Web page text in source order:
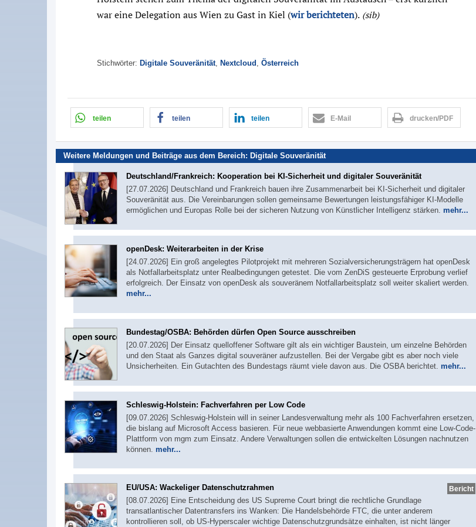
war eine Delegation aus Wien zu Gast in Kiel (wir berichteten). (sib)
Stichwörter: Digitale Souveränität Nextcloud Österreich
teilen teilen teilen E-Mail drucken/PDF
Weitere Meldungen und Beiträge aus dem Bereich: Digitale Souveränität
Deutschland/Frankreich: Kooperation bei KI-Sicherheit und digitaler Souveränität
[27.07.2026] Deutschland und Frankreich bauen ihre Zusammenarbeit bei KI-Sicherheit und digitaler
Souveränität aus. Die Vereinbarungen sollen gemeinsame Bewertungen leistungsfähiger KI-Modelle
ermöglichen und Europas Rolle bei der sicheren Nutzung von Künstlicher Intelligenz stärken. mehr...
openDesk: Weiterarbeiten in der Krise
[24.07.2026] Ein groß angelegtes Pilotprojekt mit mehreren Sozialversicherungsträgern hat openDesk
als Notfallarbeitsplatz unter Realbedingungen getestet. Die vom ZenDiS gesteuerte Erprobung verlief
erfolgreich. Der Einsatz von openDesk als souveränem Notfallarbeitsplatz soll weiter skaliert werden.
mehr...
Bundestag/OSBA: Behörden dürfen Open Source ausschreiben
[20.07.2026] Der Einsatz quelloffener Software gilt als ein wichtiger Baustein, um einzelne Behörden
und den Staat als Ganzes digital souveräner aufzustellen. Bei der Vergabe gibt es aber noch viele
Unsicherheiten. Ein Gutachten des Bundestags räumt viele davon aus. Die OSBA berichtet. mehr...
Schleswig-Holstein: Fachverfahren per Low Code
[09.07.2026] Schleswig-Holstein will in seiner Landesverwaltung mehr als 100 Fachverfahren ersetzen,
die bislang auf Microsoft Access basieren. Für neue webbasierte Anwendungen kommt eine Low-Code-
Plattform von mgm zum Einsatz. Andere Verwaltungen sollen die entwickelten Lösungen nachnutzen
können. mehr...
Bericht
EU/USA: Wackeliger Datenschutzrahmen
[08.07.2026] Eine Entscheidung des US Supreme Court bringt die rechtliche Grundlage
transatlantischer Datentransfers ins Wanken: Die Handelsbehörde FTC, die unter anderem
kontrollieren soll, ob US-Hyperscaler wichtige Datenschutzgrundsätze einhalten, ist nicht länger